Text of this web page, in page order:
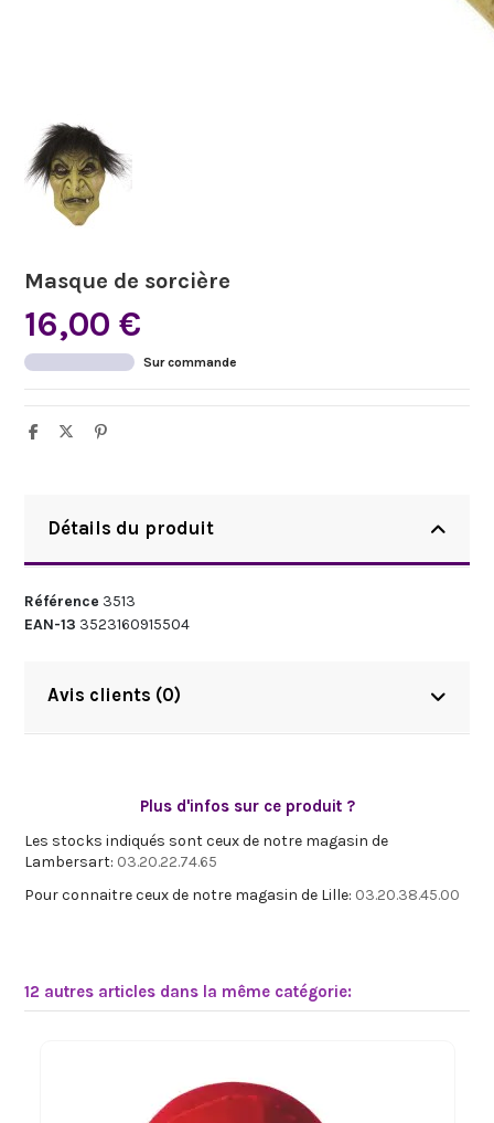
Masque de sorcière
16,00 €
Sur commande
Détails du produit
Référence 3513
EAN-13 3523160915504
Avis clients (0)
Plus d'infos sur ce produit ?
Les stocks indiqués sont ceux de notre magasin de
Lambersart: 03.20.22.74.65
Pour connaitre ceux de notre magasin de Lille: 03.20.38.45.00
12 autres articles dans la même catégorie: